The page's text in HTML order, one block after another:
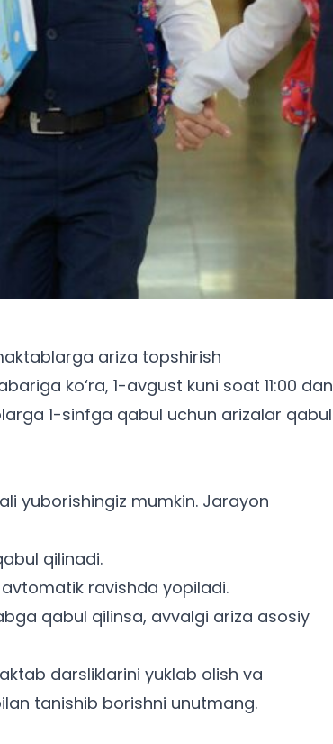
ariza topshirish
ko‘ra, 1-avgust kuni soat 11:00 dan
1-sinfga qabul uchun arizalar qabul
yuborishingiz mumkin. Jarayon
qilinadi.
ravishda yopiladi.
qabul qilinsa, avvalgi ariza asosiy
darsliklarini yuklab olish va
tanishib borishni unutmang.